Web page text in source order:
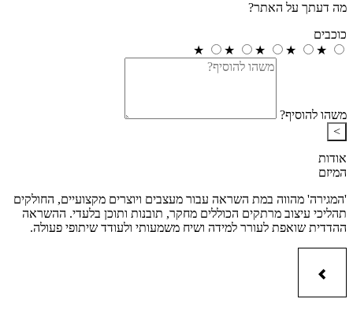
מה דעתך על האתר?
כוכבים
★
★
★
★
★
משהו להוסיף?
>
אודות
המיזם
'המגירה' מהווה במת השראה עבור מעצבים ויוצרים מקצועיים, החולקים
תהליכי עיצוב מרתקים הכוללים מחקר, תובנות ותוכן בלעדי. ההשראה
ההדדית שואפת לעורר למידה ושיח משמעותי ולעודד שיתופי פעולה.